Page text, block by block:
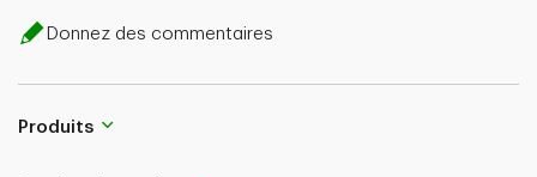
Donnez des commentaires
Produits